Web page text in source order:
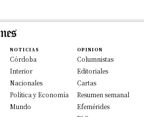
NOTICIAS
Córdoba
Interior
Nacionales
Política y Economía
Mundo
OPINION
Columnistas
Editoriales
Cartas
Resumen semanal
Efemérides